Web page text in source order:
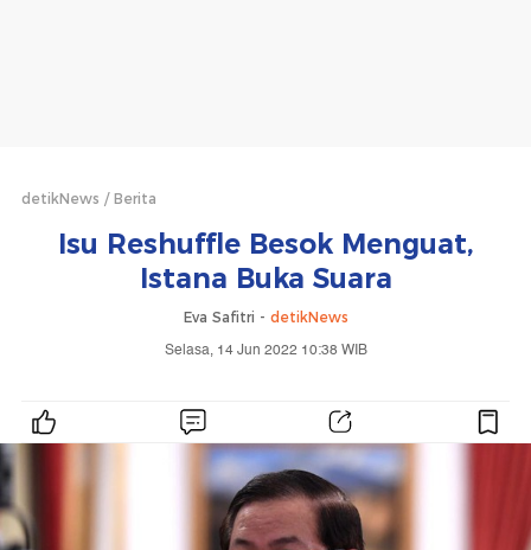
detikNews Berita
Isu Reshuffle Besok Menguat,
Istana Buka Suara
Eva Safitri - detikNews
Selasa, 14 Jun 2022 10:38 WIB